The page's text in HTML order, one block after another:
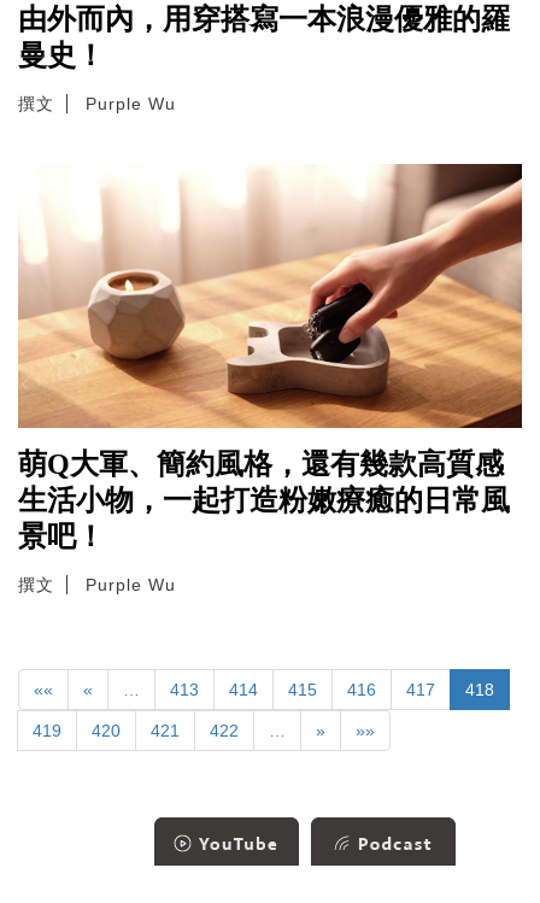
由外而內，用穿搭寫一本浪漫優雅的羅
曼史！
撰文 Purple Wu
萌Q大軍、簡約風格，還有幾款高質感
生活小物，一起打造粉嫩療癒的日常風
景吧！
撰文 Purple Wu
«« « 413 414 415 416 417 418
419 420 421 422 » »»